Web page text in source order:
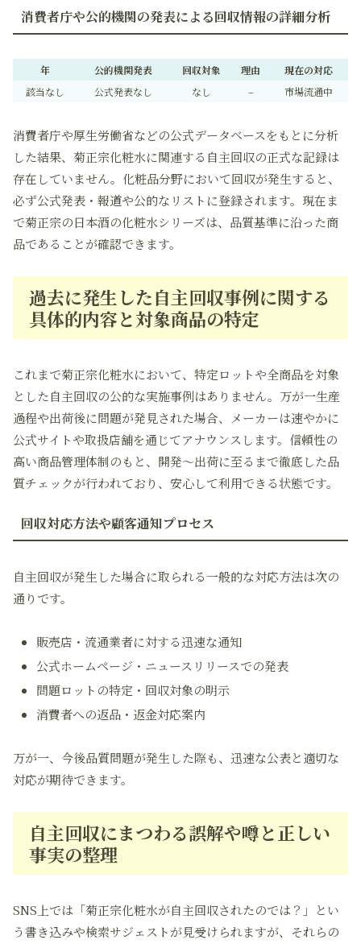
消費者庁や公的機関の発表による回収情報の詳細分析
年 公的機関発表 回収対象 理由
現在の対応
該当なし
公式発表なし なし – 市場流通中
消費者庁や厚生労働省などの公式データベースをもとに分析
した結果、菊正宗化粧水に関連する自主回収の正式な記録は
存在していません。化粧品分野において回収が発生すると、
必ず公式発表・報道や公的なリストに登録されます。現在ま
で菊正宗の日本酒の化粧水シリーズは、品質基準に沿った商
品であることが確認できます。
過去に発生した自主回収事例に関する
具体的内容と対象商品の特定
これまで菊正宗化粧水において、特定ロットや全商品を対象
とした自主回収の公的な実施事例はありません。万が一生産
過程や出荷後に問題が発見された場合、メーカーは速やかに
公式サイトや取扱店舗を通じてアナウンスします。信頼性の
高い商品管理体制のもと、開発〜出荷に至るまで徹底した品
質チェックが行われており、安心して利用できる状態です。
回収対応方法や顧客通知プロセス
自主回収が発生した場合に取られる一般的な対応方法は次の
通りです。
販売店・流通業者に対する迅速な通知
公式ホームページ・ニュースリリースでの発表
問題ロットの特定・回収対象の明示
消費者への返品・返金対応案内
万が一、今後品質問題が発生した際も、迅速な公表と適切な
対応が期待できます。
自主回収にまつわる誤解や噂と正しい
事実の整理
SNS上では「菊正宗化粧水が自主回収されたのでは？」とい
う書き込みや検索サジェストが見受けられますが、それらの